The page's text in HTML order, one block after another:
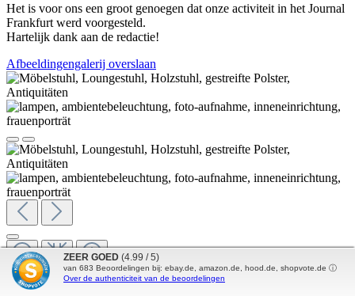
Het is voor ons een groot genoegen dat onze activiteit in het Journal
Frankfurt werd voorgesteld.
Hartelijk dank aan de redactie!
Afbeeldingengalerij overslaan
ZEER GOED (4.99 / 5)
van 683 Beoordelingen bij: ebay.de, amazon.de, hood.de, shopvote.de ⓘ
Over de authenticiteit van de beoordelingen